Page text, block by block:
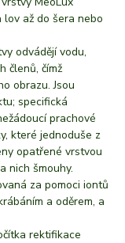
až do šera nebo
odvádějí vodu,
členů, čímž
obrazu. Jsou
specifická
prachové
které jednoduše z
opatřené vrstvou
nich šmouhy.
za pomoci iontů
a oděrem, a
rektifikace